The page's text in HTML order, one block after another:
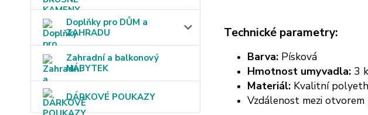
Doplňky pro DŮM a
ZAHRADU
Zahradní a balkonový
NÁBYTEK
DÁRKOVÉ POUKAZY
Technické parametry:
Barva: Písková
Hmotnost umyvadla:3
Materiál:Kvalitní
Vzdálenost mezi